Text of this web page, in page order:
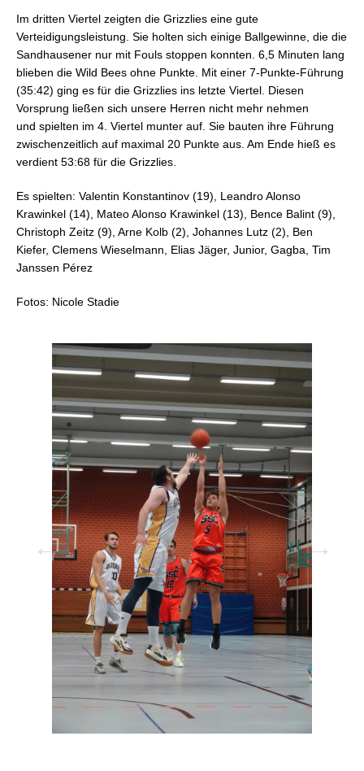
Im dritten Viertel zeigten die Grizzlies eine gute
Verteidigungsleistung. Sie holten sich einige Ballgewinne, die die
Sandhausener nur mit Fouls stoppen konnten. 6,5 Minuten lang
blieben die Wild Bees ohne Punkte. Mit einer 7-Punkte-Führung
(35:42) ging es für die Grizzlies ins letzte Viertel. Diesen
Vorsprung ließen sich unsere Herren nicht mehr nehmen
und spielten im 4. Viertel munter auf. Sie bauten ihre Führung
zwischenzeitlich auf maximal 20 Punkte aus. Am Ende hieß es
verdient 53:68 für die Grizzlies.
Es spielten: Valentin Konstantinov (19), Leandro Alonso
Krawinkel (14), Mateo Alonso Krawinkel (13), Bence Balint (9),
Christoph Zeitz (9), Arne Kolb (2), Johannes Lutz (2), Ben
Kiefer, Clemens Wieselmann, Elias Jäger, Junior, Gagba, Tim
Janssen Pérez
Fotos: Nicole Stadie